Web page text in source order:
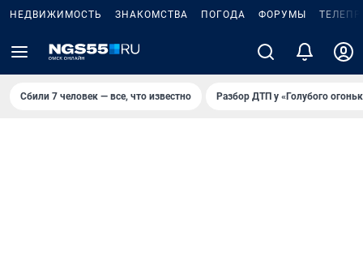
НЕДВИЖИМОСТЬ ЗНАКОМСТВА ПОГОДА ФОРУМЫ
Сбили 7 человек — все, что известно Разбор ДТП у «Голубого